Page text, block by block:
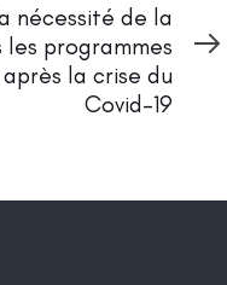
nécessité de la
programmes
la crise du
Covid-19